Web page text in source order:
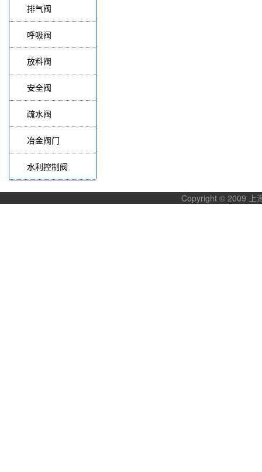
排气阀
呼吸阀
放料阀
安全阀
疏水阀
冶金阀门
水利控制阀
Copyright © 2009 上